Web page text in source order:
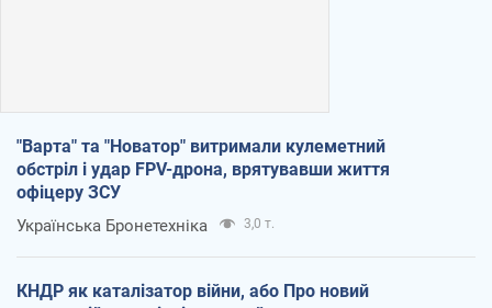
"Варта" та "Новатор" витримали кулеметний
обстріл і удар FPV-дрона, врятувавши життя
офіцеру ЗСУ
Українська Бронетехніка 3,0 т.
КНДР як каталізатор війни, або Про новий